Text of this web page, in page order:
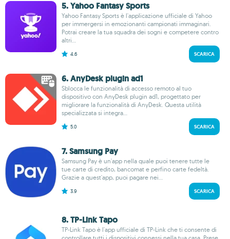
5. Yahoo Fantasy Sports
Yahoo Fantasy Sports è l'applicazione ufficiale di Yahoo
per immergersi in emozionanti campionati immaginari.
Potrai creare la tua squadra dei sogni e competere contro
altri...
4.6 SCARICA
6. AnyDesk plugin ad1
Sblocca le funzionalità di accesso remoto al tuo
dispositivo con AnyDesk plugin ad1, progettato per
migliorare la funzionalità di AnyDesk. Questa utilità
specializzata si integra...
5.0 SCARICA
7. Samsung Pay
Samsung Pay è un'app nella quale puoi tenere tutte le
tue carte di credito, bancomat e perfino carte fedeltà.
Grazie a quest'app, puoi pagare nei...
3.9 SCARICA
8. TP-Link Tapo
TP-Link Tapo è l'app ufficiale di TP-Link che ti consente di